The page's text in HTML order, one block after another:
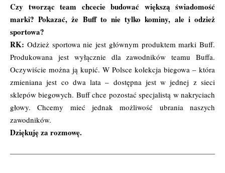
Czy tworząc team chcecie budować większą świadomość
marki? Pokazać, że Buff to nie tylko kominy, ale i odzież
sportowa?
RK: Odzież sportowa nie jest głównym produktem marki Buff.
Produkowana jest wyłącznie dla zawodników teamu Buffa.
Oczywiście można ją kupić. W Polsce kolekcja biegowa – która
zmieniana jest co dwa lata – dostępna jest w jednej z sieci
sklepów biegowych. Buff chce pozostać specjalistą w nakryciach
głowy. Chcemy mieć jednak możliwość ubrania naszych
zawodników.
Dziękuję za rozmowę.